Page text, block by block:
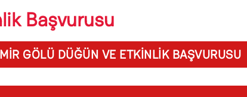
Başvurusu
GÖLÜ DÜĞÜN VE ETKINLIK BAŞVURUSU